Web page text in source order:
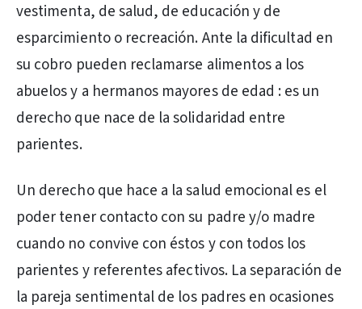
vestimenta, de salud, de educación y de
esparcimiento o recreación. Ante la dificultad en
su cobro pueden reclamarse alimentos a los
abuelos y a hermanos mayores de edad : es un
derecho que nace de la solidaridad entre
parientes.
Un derecho que hace a la salud emocional es el
poder tener contacto con su padre y/o madre
cuando no convive con éstos y con todos los
parientes y referentes afectivos. La separación de
la pareja sentimental de los padres en ocasiones